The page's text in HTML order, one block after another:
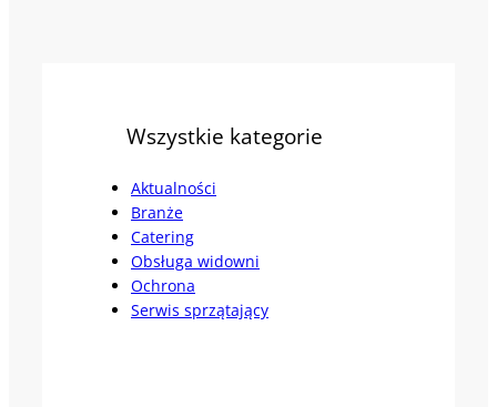
Wszystkie kategorie
Aktualności
Branże
Catering
Obsługa widowni
Ochrona
Serwis sprzątający